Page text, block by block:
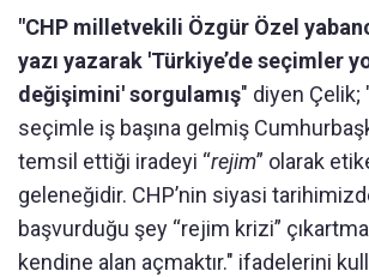
"CHP milletvekili Özgür Özel
yazı yazarak 'Türkiye’de seçimler
değişimini' sorgulamış" diyen Çelik;
seçimle iş başına gelmiş
temsil ettiği iradeyi “rejim” olarak
geleneğidir. CHP’nin siyasi
başvurduğu şey “rejim krizi”
kendine alan açmaktır." ifadelerini